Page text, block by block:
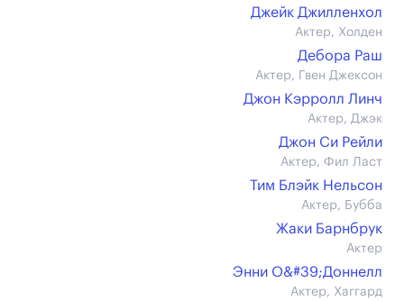
Джейк Джилленхол
Актер, Холден
Дебора Раш
Актер, Гвен Джексон
Джон Кэрролл Линч
Актер, Джэк
Джон Си Рейли
Актер, Фил Ласт
Тим Блэйк Нельсон
Актер, Бубба
Жаки Барнбрук
Актер
Энни О&#39;Доннелл
Актер, Хаггард